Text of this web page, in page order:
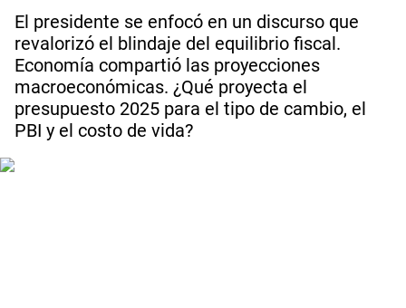
El presidente se enfocó en un discurso que
revalorizó el blindaje del equilibrio fiscal.
Economía compartió las proyecciones
macroeconómicas. ¿Qué proyecta el
presupuesto 2025 para el tipo de cambio, el
PBI y el costo de vida?